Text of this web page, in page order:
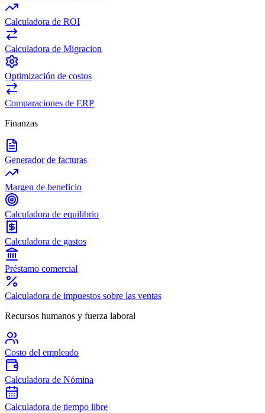
Calculadora de ROI
Calculadora de Migracion
Optimización de costos
Comparaciones de ERP
Finanzas
Generador de facturas
Margen de beneficio
Calculadora de equilibrio
Calculadora de gastos
Préstamo comercial
Calculadora de impuestos sobre las ventas
Recursos humanos y fuerza laboral
Costo del empleado
Calculadora de Nómina
Calculadora de tiempo libre